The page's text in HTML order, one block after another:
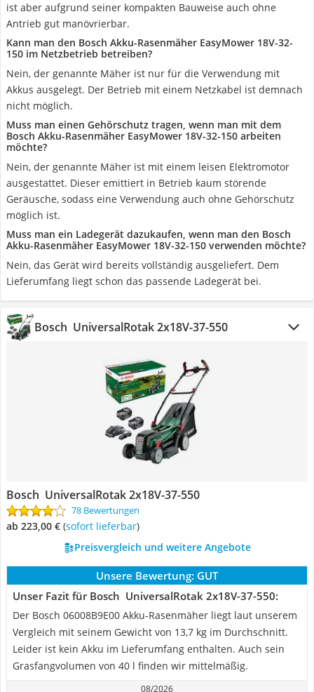
ist aber aufgrund seiner kompakten Bauweise auch ohne
Antrieb gut manövrierbar.
Kann man den Bosch Akku-Rasenmäher EasyMower 18V-32-
150 im Netzbetrieb betreiben?
Nein, der genannte Mäher ist nur für die Verwendung mit
Akkus ausgelegt. Der Betrieb mit einem Netzkabel ist demnach
nicht möglich.
Muss man einen Gehörschutz tragen, wenn man mit dem
Bosch Akku-Rasenmäher EasyMower 18V-32-150 arbeiten
möchte?
Nein, der genannte Mäher ist mit einem leisen Elektromotor
ausgestattet. Dieser emittiert in Betrieb kaum störende
Geräusche, sodass eine Verwendung auch ohne Gehörschutz
möglich ist.
Muss man ein Ladegerät dazukaufen, wenn man den Bosch
Akku-Rasenmäher EasyMower 18V-32-150 verwenden möchte?
Nein, das Gerät wird bereits vollständig ausgeliefert. Dem
Lieferumfang liegt schon das passende Ladegerät bei.
Bosch ‎ UniversalRotak 2x18V-37-550
Bosch ‎ UniversalRotak 2x18V-37-550
78 Bewertungen
ab 223,00 € ( Sofort lieferbar)
Preisvergleich und weitere Angebote
Unsere Bewertung: GUT
Unser Fazit für Bosch ‎ UniversalRotak 2x18V-37-550:
Der Bosch ‎06008B9E00 Akku-Rasenmäher liegt laut unserem
Vergleich mit seinem Gewicht von 13,7 kg im Durchschnitt.
Leider ist kein Akku im Lieferumfang enthalten. Auch sein
Grasfangvolumen von 40 l finden wir mittelmäßig.
08/2026